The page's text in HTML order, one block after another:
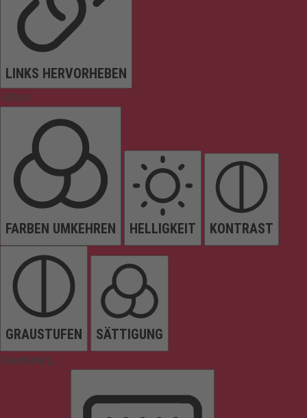
LINKS HERVORHEBEN
Farben
FARBEN UMKEHREN HELLIGKEIT KONTRAST
GRAUSTUFEN SÄTTIGUNG
Orientierung